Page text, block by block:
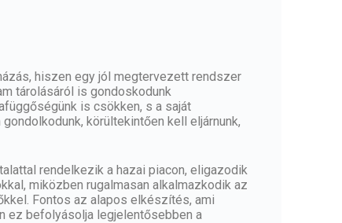
hiszen egy jól megtervezett rendszer
tárolásáról is gondoskodunk
is csökken, s a saját
körültekintően kell eljárnunk,
rendelkezik a hazai piacon, eligazodik
miközben rugalmasan alkalmazkodik az
Fontos az alapos elkészítés, ami
ez befolyásolja legjelentősebben a